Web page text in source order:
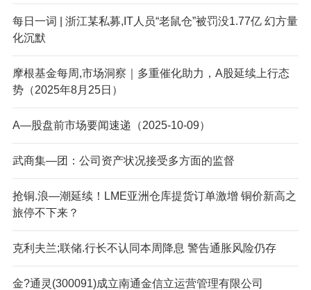
每日一词 | 浙江某私募,IT人员“老鼠仓”被罚没1.77亿 幻方量
化沉默
摩根基金每周,市场洞察｜多重催化助力，A股延续上行态
势（2025年8月25日）
A—股盘前市场要闻速递（2025-10-09）
武商集—团：公司资产状况接受多方面的监督
抢铜.浪—潮延续！LME亚洲仓库提货订单激增 铜价新高之
旅停不下来？
克利夫兰;联储.行长不认同本周降息 警告通胀风险仍存
金?通灵(300091)成立南通金信立运营管理有限公司